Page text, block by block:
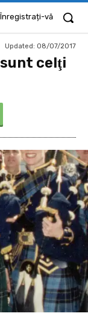
vă
Updated: 08/07/2017
celţi